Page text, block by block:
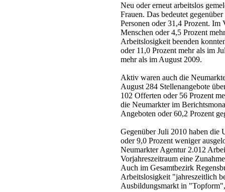
Neu oder erneut arbeitslos
Frauen. Das bedeutet
Personen oder 31,4 Prozent.
Menschen oder 4,5 Prozent
Arbeitslosigkeit beenden
oder 11,0 Prozent mehr als im
mehr als im August 2009.
Aktiv waren auch die
August 284 Stellenangebote
102 Offerten oder 56 Prozent
die Neumarkter im
Angeboten oder 60,2 Prozent
Gegenüber Juli 2010 haben die
oder 9,0 Prozent weniger
Neumarkter Agentur 2.012
Vorjahreszeitraum eine
Auch im Gesamtbezirk
Arbeitslosigkeit "jahreszeitlich
Ausbildungsmarkt in